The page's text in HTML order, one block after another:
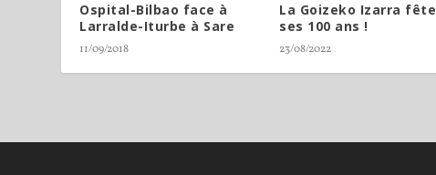
Ospital-Bilbao face à
Larralde-Iturbe à Sare
11/09/2018
La Goizeko Izarra fête
ses 100 ans !
23/08/2022